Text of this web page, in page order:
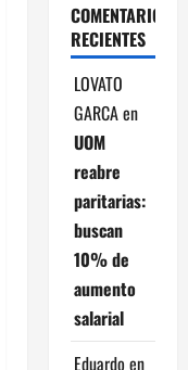
COMENTARIOS
RECIENTES
LOVATO
GARCAen
UOM
reabre
paritarias:
buscan
10% de
aumento
salarial
Eduardo en